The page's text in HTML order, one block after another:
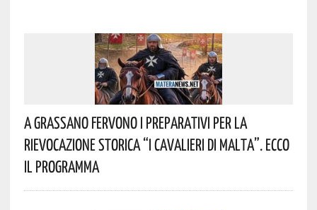
A Grassano Fervono I Preparativi Per La
Rievocazione Storica “I CAVALIERI DI MALTA”. Ecco
Il Programma